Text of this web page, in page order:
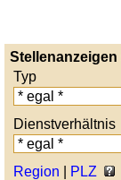
Typ
Dienstverhältnis
Region
PLZ